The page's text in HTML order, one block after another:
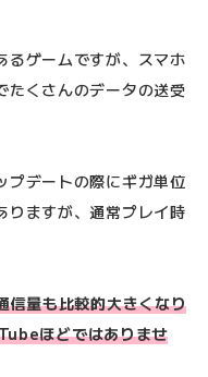
るゲームですが、スマホ
たくさんのデータの送受
プデートの際にギガ単位
りますが、通常プレイ時
信量も比較的大きくなり
ほどではありませ